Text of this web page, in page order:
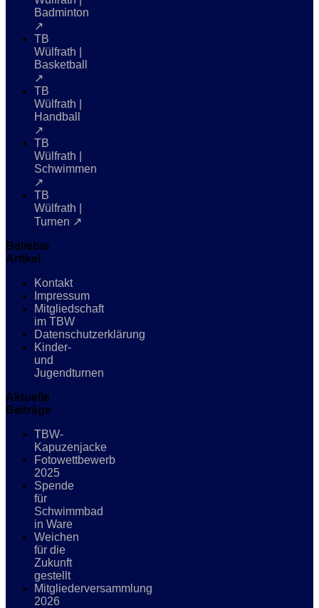
Badminton
↗
TB
Wülfrath |
Basketball
↗
TB
Wülfrath |
Handball
↗
TB
Wülfrath |
Schwimmen
↗
TB
Wülfrath |
Turnen ↗
Beliebte
Artikel
Kontakt
Impressum
Mitgliedschaft
im TBW
Datenschutzerklärung
Kinder-
und
Jugendturnen
Aktuelle
Beiträge
TBW-
Kapuzenjacke
Fotowettbewerb
2025
Spende
für
Schwimmbad
in Ware
Weichen
für die
Zukunft
gestellt
Mitgliederversammlung
2026